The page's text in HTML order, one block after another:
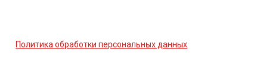
Политика обработки персональных данных